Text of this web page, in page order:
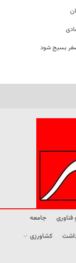
صفر بسیج شود
فناوری
جامعه
کشاورزی